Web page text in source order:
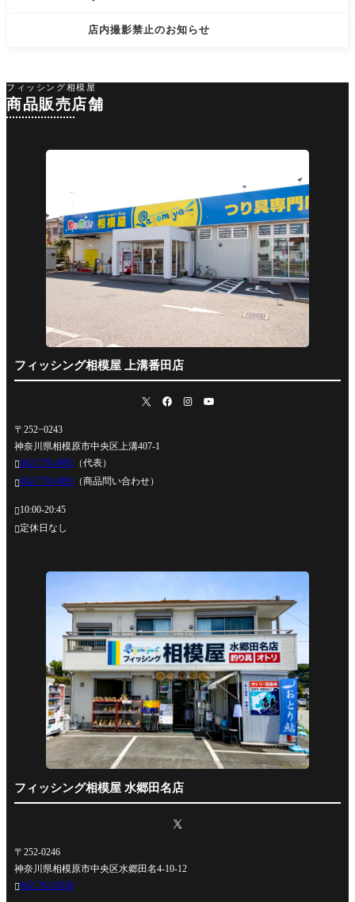
店内撮影禁止のお知らせ
フィッシング相模屋
商品販売店舗
フィッシング相模屋 上溝番田店
〒252−0243
神奈川県相模原市中央区上溝407-1
042-778-4991
（代表）
042-778-4995 （商品問い合わせ）
10:00-20:45
定休日なし
フィッシング相模屋 水郷田名店
〒252-0246
神奈川県相模原市中央区水郷田名4-10-12
042-762-0330